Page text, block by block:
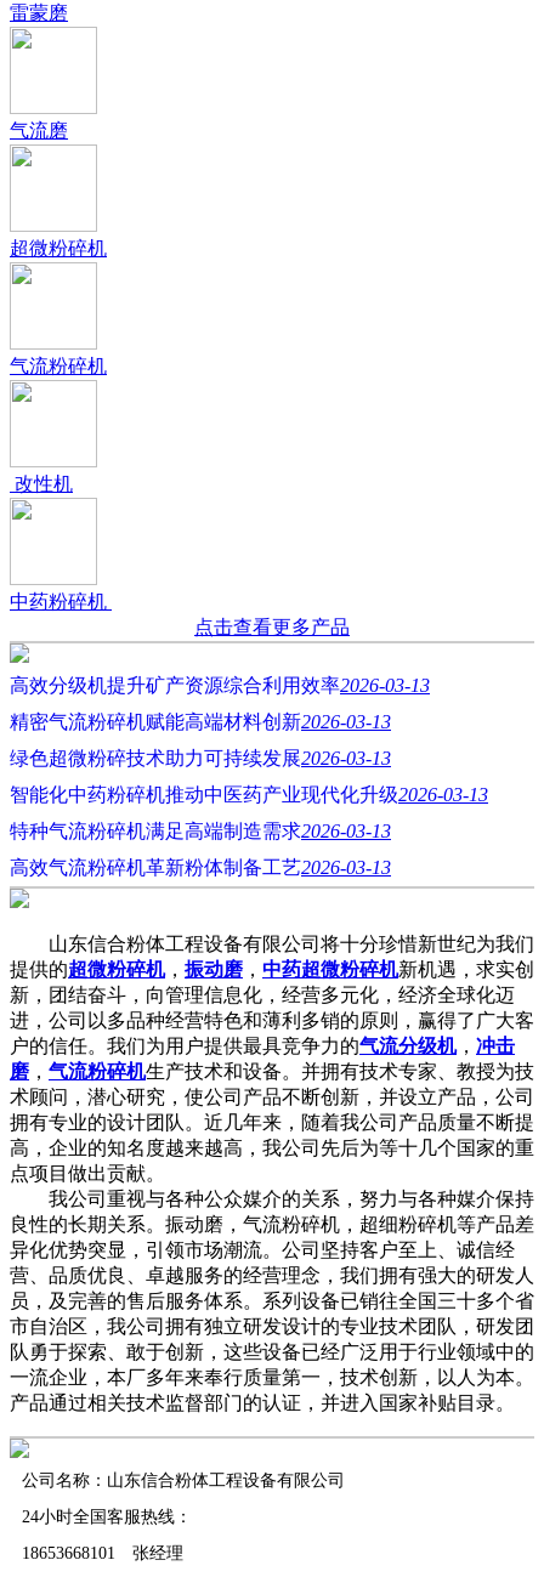
雷蒙磨
气流磨
超微粉碎机
气流粉碎机
改性机
中药粉碎机
点击查看更多产品
高效分级机提升矿产资源综合利用效率2026-03-13
精密气流粉碎机赋能高端材料创新2026-03-13
绿色超微粉碎技术助力可持续发展2026-03-13
智能化中药粉碎机推动中医药产业现代化升级2026-03-13
特种气流粉碎机满足高端制造需求2026-03-13
高效气流粉碎机革新粉体制备工艺2026-03-13
山东信合粉体工程设备有限公司将十分珍惜新世纪为我们
提供的超微粉碎机， 振动磨 ， 中药超微粉碎机新机遇，求实创
新，团结奋斗，向管理信息化，经营多元化，经济全球化迈
进，公司以多品种经营特色和薄利多销的原则，赢得了广大客
户的信任。我们为用户提供最具竞争力的气流分级机， 冲击
磨 ， 气流粉碎机生产技术和设备。并拥有技术专家、教授为技
术顾问，潜心研究，使公司产品不断创新，并设立产品，公司
拥有专业的设计团队。近几年来，随着我公司产品质量不断提
高，企业的知名度越来越高，我公司先后为等十几个国家的重
点项目做出贡献。
我公司重视与各种公众媒介的关系，努力与各种媒介保持
良性的长期关系。振动磨，气流粉碎机，超细粉碎机等产品差
异化优势突显，引领市场潮流。公司坚持客户至上、诚信经
营、品质优良、卓越服务的经营理念，我们拥有强大的研发人
员，及完善的售后服务体系。系列设备已销往全国三十多个省
市自治区，我公司拥有独立研发设计的专业技术团队，研发团
队勇于探索、敢于创新，这些设备已经广泛用于行业领域中的
一流企业，本厂多年来奉行质量第一，技术创新，以人为本。
产品通过相关技术监督部门的认证，并进入国家补贴目录。
公司名称：山东信合粉体工程设备有限公司
24小时全国客服热线：
18653668101 张经理